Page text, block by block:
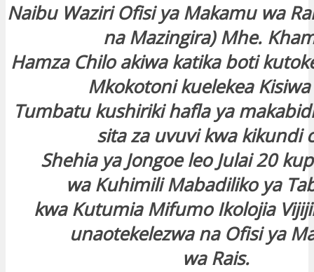
Naibu Waziri Ofisi ya Makamu wa
na Mazingira) Mhe.
Hamza Chilo akiwa katika boti
Mkokotoni kuelekea
Tumbatu kushiriki hafla ya
sita za uvuvi kwa kikundi
Shehia ya Jongoe leo Julai 20
wa Kuhimili Mabadiliko ya
kwa Kutumia Mifumo Ikolojia
unaotekelezwa na Ofisi ya
wa Rais.